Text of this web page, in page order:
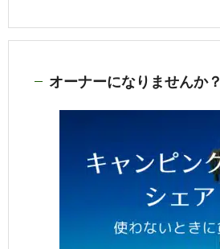
オーナーになりませんか？